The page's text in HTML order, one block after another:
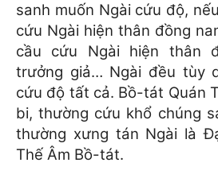
sanh muốn Ngài cứu độ,
cứu Ngài hiện thân đồng
cầu cứu Ngài hiện thân
trưởng giả… Ngài đều tùy
cứu độ tất cả. Bồ-tát Quán
bi, thường cứu khổ chúng
thường xưng tán Ngài là
Thế Âm Bồ-tát.